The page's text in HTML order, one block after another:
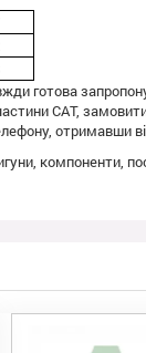
готова
CAT,
отримавши
компоненти,